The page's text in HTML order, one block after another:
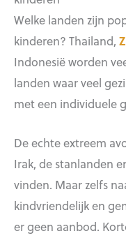
Welke landen zijn
kinderen? Thailand,
Indonesië worden
landen waar veel
met een individuele
De echte extreem
Irak, de stanlanden
vinden. Maar zelfs
kindvriendelijk en
er geen aanbod.